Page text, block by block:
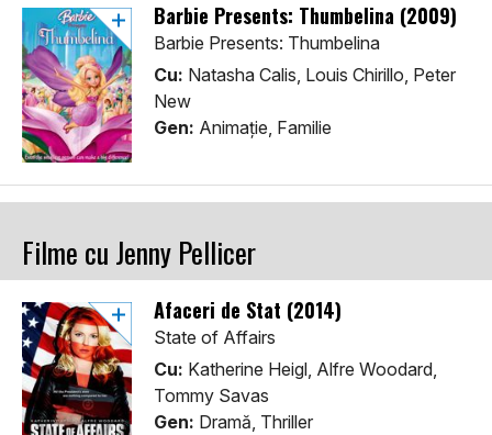
Barbie Presents: Thumbelina (2009)
Barbie Presents: Thumbelina
Cu: Natasha Calis, Louis Chirillo, Peter
New
Gen: Animaţie, Familie
Filme cu Jenny Pellicer
Afaceri de Stat (2014)
State of Affairs
Cu: Katherine Heigl, Alfre Woodard,
Tommy Savas
Gen: Dramă, Thriller